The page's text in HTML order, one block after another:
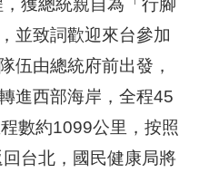
獲總統親自為「行腳
並致詞歡迎來台參加
伍由總統府前出發，
進西部海岸，全程45
數約1099公里，按照
台北，國民健康局將